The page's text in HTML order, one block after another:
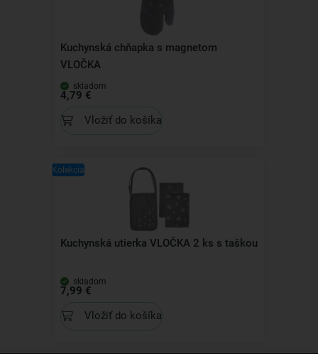
Kuchynská chňapka s magnetom
VLOČKA
skladom
4,79 €
Vložiť do košíka
Kolekcia
Kuchynská utierka VLOČKA 2 ks s taškou
skladom
7,99 €
Vložiť do košíka